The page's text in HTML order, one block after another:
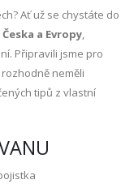
Ať už se chystáte do
a Evropy,
Připravili jsme pro
neměli
tipů z vlastní